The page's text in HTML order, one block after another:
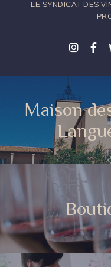
LE SYNDICAT DES
Maison